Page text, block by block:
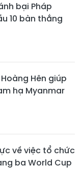
bại Pháp
10 bàn thắng
Hên giúp
hạ Myanmar
về việc tổ chức
ba World Cup